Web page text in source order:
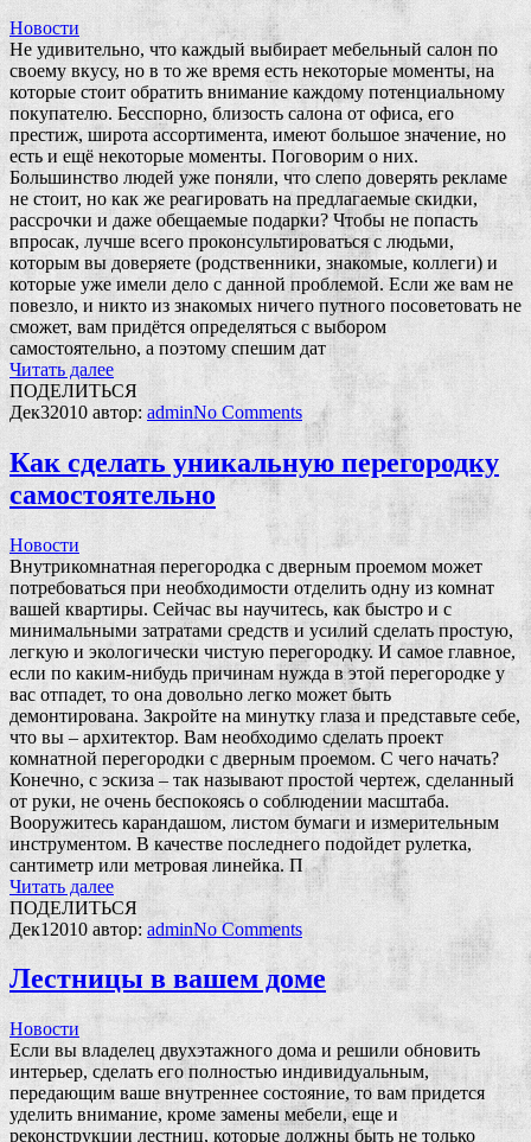
Новости
Не удивительно, что каждый выбирает мебельный салон по
своему вкусу, но в то же время есть некоторые моменты, на
которые стоит обратить внимание каждому потенциальному
покупателю. Бесспорно, близость салона от офиса, его
престиж, широта ассортимента, имеют большое значение, но
есть и ещё некоторые моменты. Поговорим о них.
Большинство людей уже поняли, что слепо доверять рекламе
не стоит, но как же реагировать на предлагаемые скидки,
рассрочки и даже обещаемые подарки? Чтобы не попасть
впросак, лучше всего проконсультироваться с людьми,
которым вы доверяете (родственники, знакомые, коллеги) и
которые уже имели дело с данной проблемой. Если же вам не
повезло, и никто из знакомых ничего путного посоветовать не
сможет, вам придётся определяться с выбором
самостоятельно, а поэтому спешим дат
Читать далее
ПОДЕЛИТЬСЯ
Дек32010 автор: adminNo Comments
Как сделать уникальную перегородку
самостоятельно
Новости
Внутрикомнатная перегородка с дверным проемом может
потребоваться при необходимости отделить одну из комнат
вашей квартиры. Сейчас вы научитесь, как быстро и с
минимальными затратами средств и усилий сделать простую,
легкую и экологически чистую перегородку. И самое главное,
если по каким-нибудь причинам нужда в этой перегородке у
вас отпадет, то она довольно легко может быть
демонтирована. Закройте на минутку глаза и представьте себе,
что вы – архитектор. Вам необходимо сделать проект
комнатной перегородки с дверным проемом. С чего начать?
Конечно, с эскиза – так называют простой чертеж, сделанный
от руки, не очень беспокоясь о соблюдении масштаба.
Вооружитесь карандашом, листом бумаги и измерительным
инструментом. В качестве последнего подойдет рулетка,
сантиметр или метровая линейка. П
Читать далее
ПОДЕЛИТЬСЯ
Дек1 2010 автор: adminNoComments
Лестницы в вашем доме
Новости
Если вы владелец двухэтажного дома и решили обновить
интерьер, сделать его полностью индивидуальным,
передающим ваше внутреннее состояние, то вам придется
уделить внимание, кроме замены мебели, еще и
реконструкции лестниц, которые должны быть не только